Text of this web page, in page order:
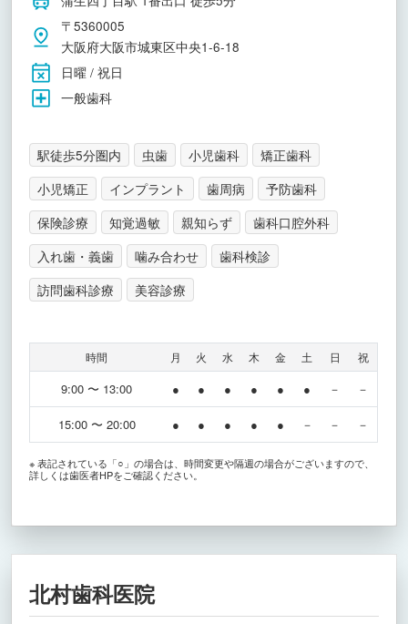
〒5360005
大阪府大阪市城東区中央1-6-18
日曜 / 祝日
一般歯科
駅徒歩5分圏内 虫歯 小児歯科
矯正歯科
小児矯正
インプラント 歯周病
予防歯科
保険診療
知覚過敏 親知らず
歯科口腔外科
入れ歯・義歯
噛み合わせ
歯科検診
訪問歯科診療
美容診療
時間 月 火 水 木 金 土 日 祝
9:00 〜 13:00 ● ● ● ● ● ● － －
15:00 〜 20:00 ● ● ● ● ● － － －
※ 表記されている「○」の場合は、時間変更や隔週の場合がございますので、
詳しくは歯医者HPをご確認ください。
北村歯科医院